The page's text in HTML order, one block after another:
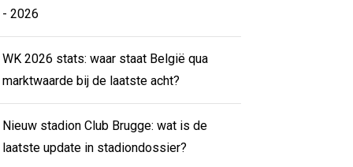
- 2026
WK 2026 stats: waar staat België qua
marktwaarde bij de laatste acht?
Nieuw stadion Club Brugge: wat is de
laatste update in stadiondossier?